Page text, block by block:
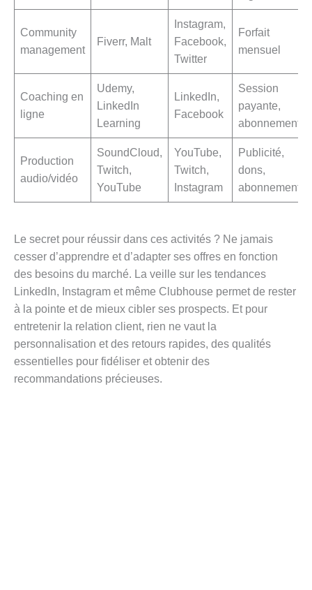
Community
management
Fiverr, Malt
Instagram,
Facebook,
Twitter
Forfait
mensuel
Coaching en
ligne
Udemy,
LinkedIn
Learning
LinkedIn,
Facebook
Session
payante,
abonnement
Production
audio/vidéo
SoundCloud,
Twitch,
YouTube
YouTube,
Twitch,
Instagram
Publicité,
dons,
abonnement
Le secret pour réussir dans ces activités ? Ne jamais
cesser d’apprendre et d’adapter ses offres en fonction
des besoins du marché. La veille sur les tendances
LinkedIn, Instagram et même Clubhouse permet de rester
à la pointe et de mieux cibler ses prospects. Et pour
entretenir la relation client, rien ne vaut la
personnalisation et des retours rapides, des qualités
essentielles pour fidéliser et obtenir des
recommandations précieuses.